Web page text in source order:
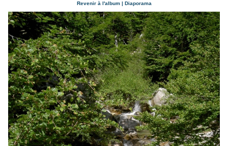
Revenir à l'album | Diaporama